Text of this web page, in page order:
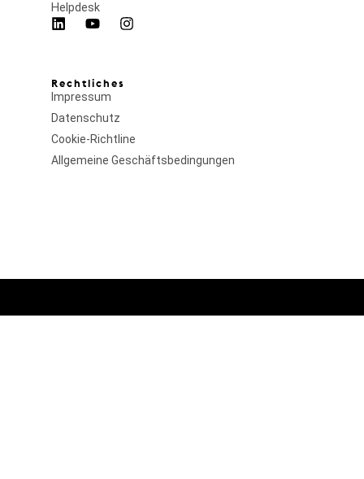
Helpdesk
Rechtliches
Impressum
Datenschutz
Cookie-Richtline
Allgemeine Geschäftsbedingungen